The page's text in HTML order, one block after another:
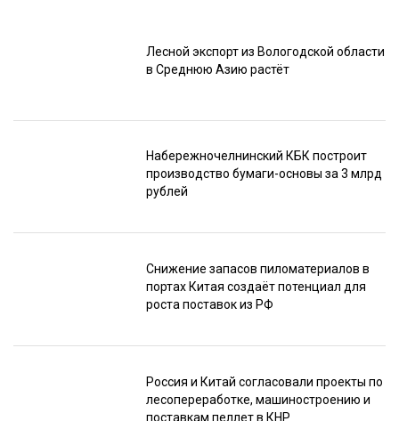
Лесной экспорт из Вологодской области
в Среднюю Азию растёт
Набережночелнинский КБК построит
производство бумаги-основы за 3 млрд
рублей
Снижение запасов пиломатериалов в
портах Китая создаёт потенциал для
роста поставок из РФ
Россия и Китай согласовали проекты по
лесопереработке, машиностроению и
поставкам пеллет в КНР